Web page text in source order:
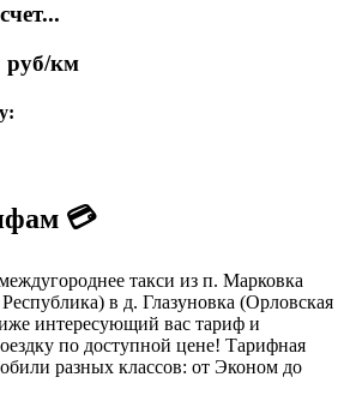
руб/км
💳
такси из п. Марковка
в д. Глазуновка (Орловская
интересующий вас тариф и
по доступной цене! Тарифная
разных классов: от Эконом до